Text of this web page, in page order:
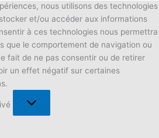
nous utilisons des technologies
et/ou accéder aux informations
à ces technologies nous permettra
que le comportement de navigation ou
fait de ne pas consentir ou de retirer
un effet négatif sur certaines